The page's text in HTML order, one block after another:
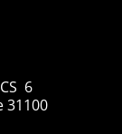
6
31100